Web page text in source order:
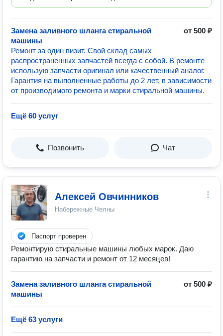
Замена заливного шланга стиральной
машины
от 500 ₽
Ремонт за один визит. Свой склад самых
распространенных запчастей всегда с собой. В ремонте
использую запчасти оригинал или качественный аналог.
Гарантия на выполненные работы до 2 лет, в зависимости
от производимого ремонта и марки стиральной машины.
Ещё 60 услуг
Позвонить Чат
Алексей Овчинников
Набережные Челны
Паспорт проверен
Ремонтирую стиральные машины любых марок. Даю
гарантию на запчасти и ремонт от 12 месяцев!
Замена заливного шланга стиральной
машины
от 500 ₽
Ещё 63 услуги